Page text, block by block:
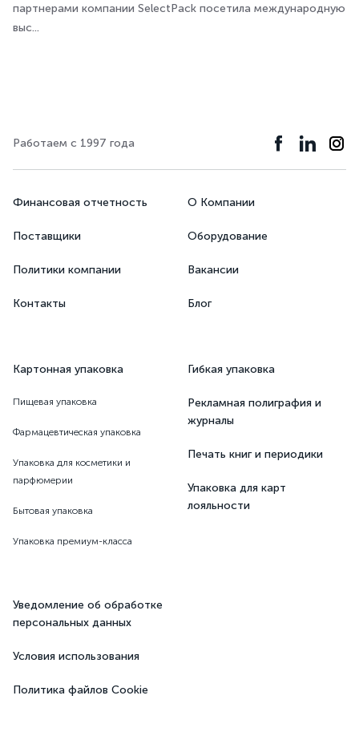
партнерами компании SelectPack посетила международную
выс...
Работаем с 1997 года
Финансовая отчетность
Поставщики
Политики компании
Контакты
О Компании
Оборудование
Вакансии
Блог
Картонная упаковка
Пищевая упаковка
Фармацевтическая упаковка
Упаковка для косметики и
парфюмерии
Бытовая упаковка
Упаковка премиум-класса
Гибкая упаковка
Рекламная полиграфия и
журналы
Печать книг и периодики
Упаковка для карт
лояльности
Уведомление об обработке
персональных данных
Условия использования
Политика файлов Cookie